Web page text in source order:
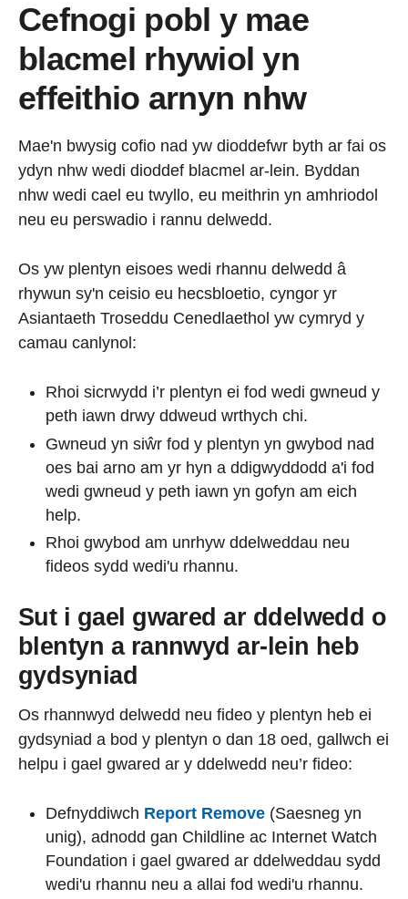
Cefnogi pobl y mae
blacmel rhywiol yn
effeithio arnyn nhw
Mae'n bwysig cofio nad yw dioddefwr byth ar fai os
ydyn nhw wedi dioddef blacmel ar-lein. Byddan
nhw wedi cael eu twyllo, eu meithrin yn amhriodol
neu eu perswadio i rannu delwedd.
Os yw plentyn eisoes wedi rhannu delwedd â
rhywun sy'n ceisio eu hecsbloetio, cyngor yr
Asiantaeth Troseddu Cenedlaethol yw cymryd y
camau canlynol:
Rhoi sicrwydd i’r plentyn ei fod wedi gwneud y
peth iawn drwy ddweud wrthych chi.
Gwneud yn siŵr fod y plentyn yn gwybod nad
oes bai arno am yr hyn a ddigwyddodd a'i fod
wedi gwneud y peth iawn yn gofyn am eich
help.
Rhoi gwybod am unrhyw ddelweddau neu
fideos sydd wedi'u rhannu.
Sut i gael gwared ar ddelwedd o
blentyn a rannwyd ar-lein heb
gydsyniad
Os rhannwyd delwedd neu fideo y plentyn heb ei
gydsyniad a bod y plentyn o dan 18 oed, gallwch ei
helpu i gael gwared ar y ddelwedd neu’r fideo:
Defnyddiwch Report Remove (Saesneg yn
unig), adnodd gan Childline ac Internet Watch
Foundation i gael gwared ar ddelweddau sydd
wedi'u rhannu neu a allai fod wedi'u rhannu.